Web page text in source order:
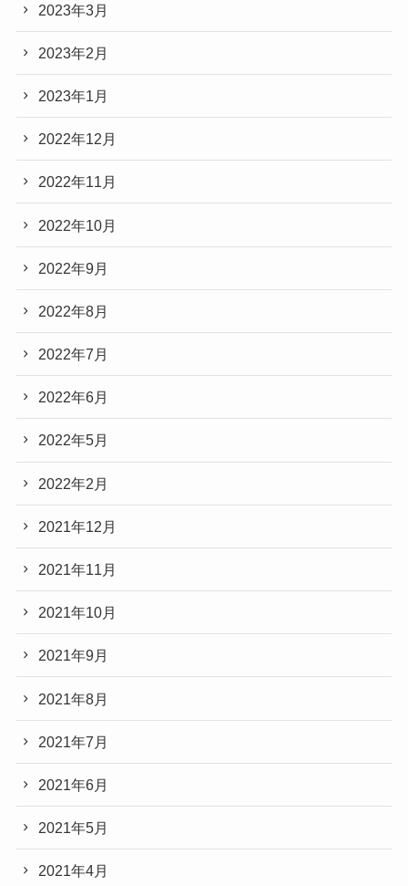
2023年3月
2023年2月
2023年1月
2022年12月
2022年11月
2022年10月
2022年9月
2022年8月
2022年7月
2022年6月
2022年5月
2022年2月
2021年12月
2021年11月
2021年10月
2021年9月
2021年8月
2021年7月
2021年6月
2021年5月
2021年4月